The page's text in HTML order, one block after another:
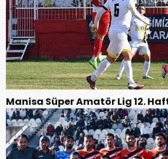
Manisa Süper Amatör Lig 12.